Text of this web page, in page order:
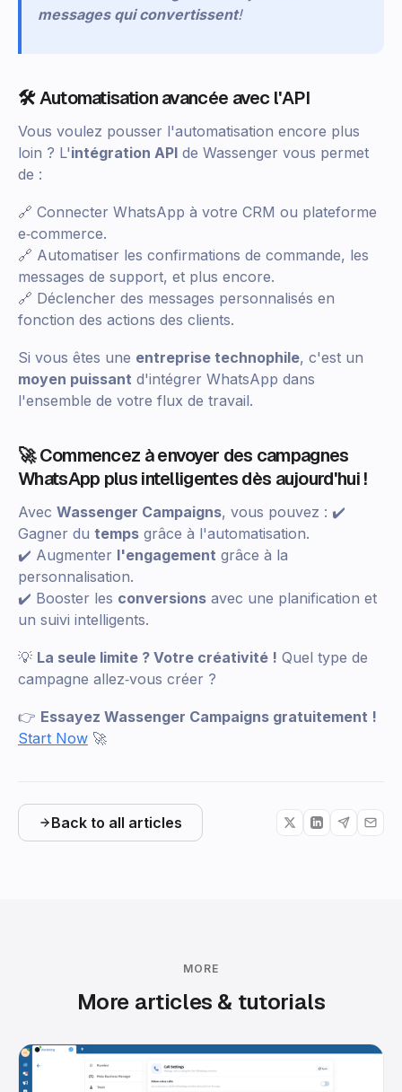
messages qui convertissent!
🛠 Automatisation avancée avec l'API
Vous voulez pousser l'automatisation encore plus
loin ? L'intégration API de Wassenger vous permet
de :
🔗 Connecter WhatsApp à votre CRM ou plateforme
e‑commerce.
🔗 Automatiser les confirmations de commande, les
messages de support, et plus encore.
🔗 Déclencher des messages personnalisés en
fonction des actions des clients.
Si vous êtes une entreprise technophile, c'est un
moyen puissant d'intégrer WhatsApp dans
l'ensemble de votre flux de travail.
🚀 Commencez à envoyer des campagnes
WhatsApp plus intelligentes dès aujourd'hui !
Avec Wassenger Campaigns, vous pouvez : ✔️
Gagner du temps grâce à l'automatisation.
✔️ Augmenter l'engagement grâce à la
personnalisation.
✔️ Booster les conversions avec une planification et
un suivi intelligents.
💡 La seule limite ? Votre créativité ! Quel type de
campagne allez‑vous créer ?
👉 Essayez Wassenger Campaigns gratuitement !
Start Now 🚀
Back to all articles
MORE
More articles & tutorials